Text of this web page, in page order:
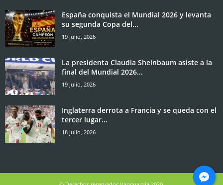
España conquista el Mundial 2026 y levanta
su segunda Copa del...
19 julio, 2026
La presidenta Claudia Sheinbaum asiste a la
final del Mundial 2026...
19 julio, 2026
Inglaterra derrota a Francia y se queda con el
tercer lugar...
18 julio, 2026